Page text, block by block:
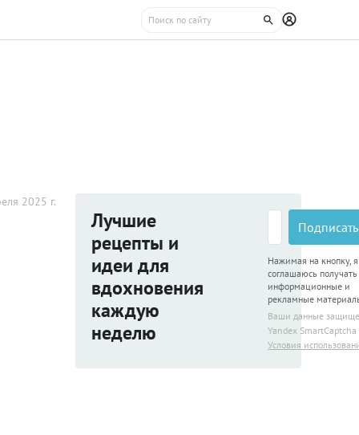
2025 г.
Лучшие
рецепты и
идеи для
вдохновения
каждую
неделю
Нажимая на кнопку, я
соглашаюсь получать
информационные и
рекламные
Ваши данные
Yandex SmartCaptcha
Условия